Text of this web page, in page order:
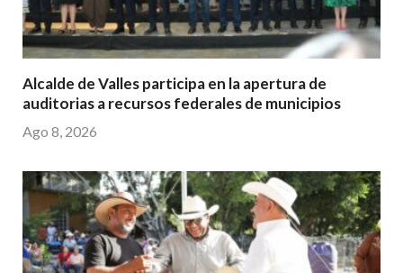
Alcalde de Valles participa en la apertura de
auditorias a recursos federales de municipios
Ago 8, 2026